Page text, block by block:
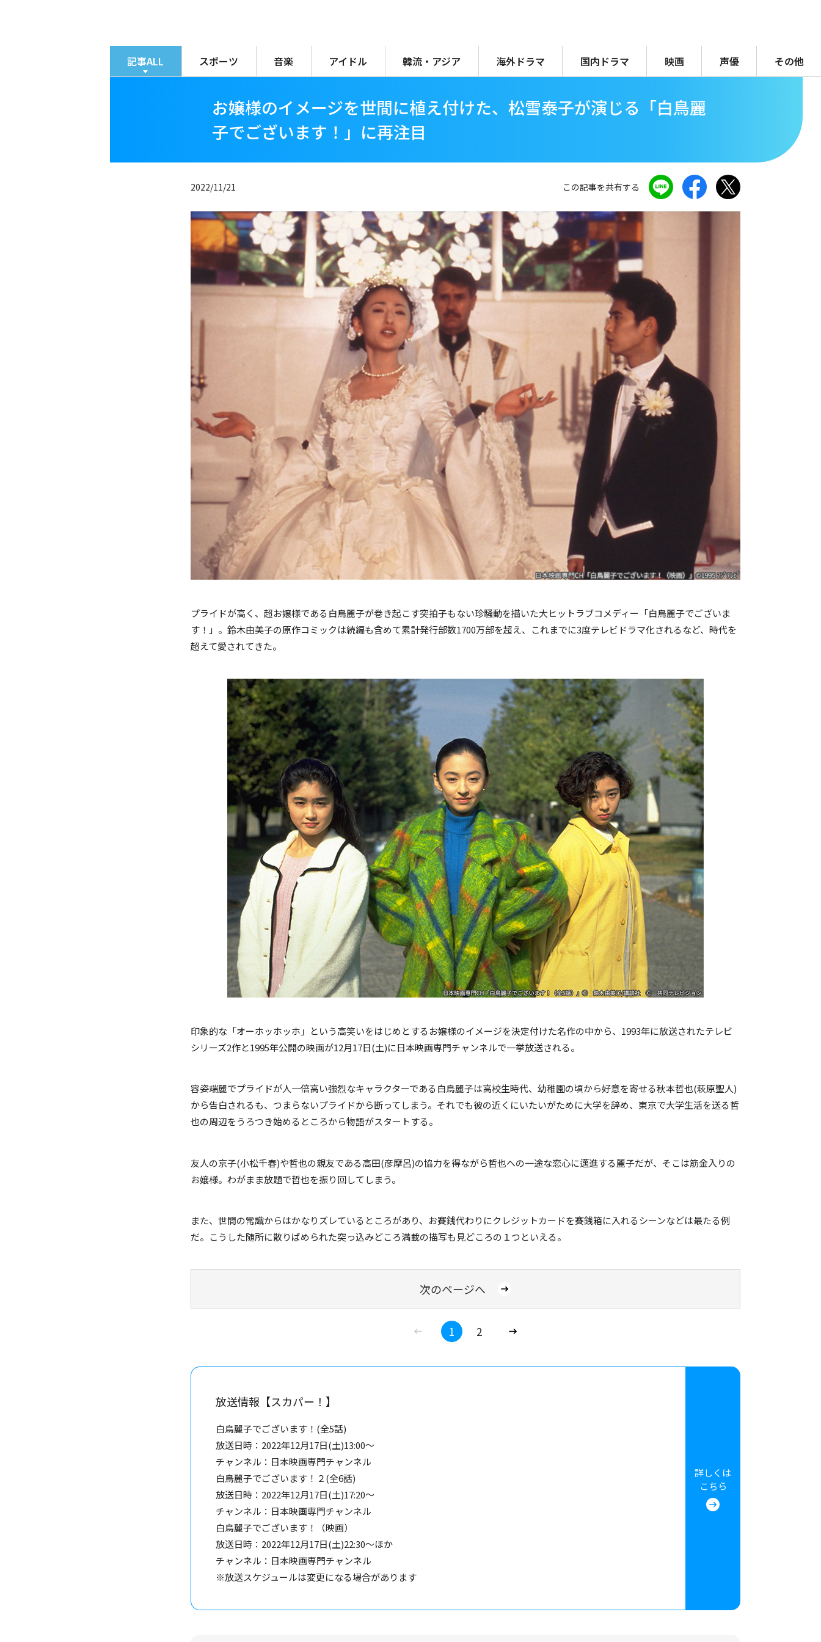
記事ALL スポーツ 音楽 アイドル 韓流・アジア 海外ドラマ 国内ドラマ 映画 声優 その他
お嬢様のイメージを世間に植え付けた、松雪泰子が演じる「白鳥麗
子でございます！」に再注目
2022/11/21 この記事を共有する
プライドが高く、超お嬢様である白鳥麗子が巻き起こす突拍子もない珍騒動を描いた大ヒットラブコメディー「白鳥麗子でございま
す！」。鈴木由美子の原作コミックは続編も含めて累計発行部数1700万部を超え、これまでに3度テレビドラマ化されるなど、時代を
超えて愛されてきた。
印象的な「オーホッホッホ」という高笑いをはじめとするお嬢様のイメージを決定付けた名作の中から、1993年に放送されたテレビ
シリーズ2作と1995年公開の映画が12月17日(土)に日本映画専門チャンネルで一挙放送される。
容姿端麗でプライドが人一倍高い強烈なキャラクターである白鳥麗子は高校生時代、幼稚園の頃から好意を寄せる秋本哲也(萩原聖人)
から告白されるも、つまらないプライドから断ってしまう。それでも彼の近くにいたいがために大学を辞め、東京で大学生活を送る哲
也の周辺をうろつき始めるところから物語がスタートする。
友人の京子(小松千春)や哲也の親友である高田(彦摩呂)の協力を得ながら哲也への一途な恋心に邁進する麗子だが、そこは筋金入りの
お嬢様。わがまま放題で哲也を振り回してしまう。
また、世間の常識からはかなりズレているところがあり、お賽銭代わりにクレジットカードを賽銭箱に入れるシーンなどは最たる例
だ。こうした随所に散りばめられた突っ込みどころ満載の描写も見どころの１つといえる。
次のページへ
1 2
放送情報【スカパー！】
白鳥麗子でございます！(全5話)
放送日時：2022年12月17日(土)13:00～
チャンネル：日本映画専門チャンネル
白鳥麗子でございます！２(全6話)
放送日時：2022年12月17日(土)17:20～
チャンネル：日本映画専門チャンネル
白鳥麗子でございます！（映画）
放送日時：2022年12月17日(土)22:30～ほか
チャンネル：日本映画専門チャンネル
※放送スケジュールは変更になる場合があります
詳しくは
こちら